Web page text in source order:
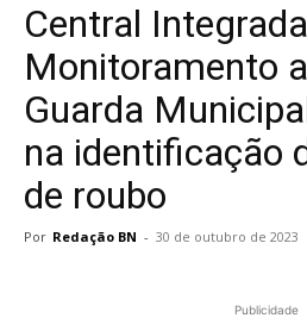
Central
Monitoramento
Guarda
na identificação
de roubo
Por Redação BN - 30 de outubro de 2023
Publicidade